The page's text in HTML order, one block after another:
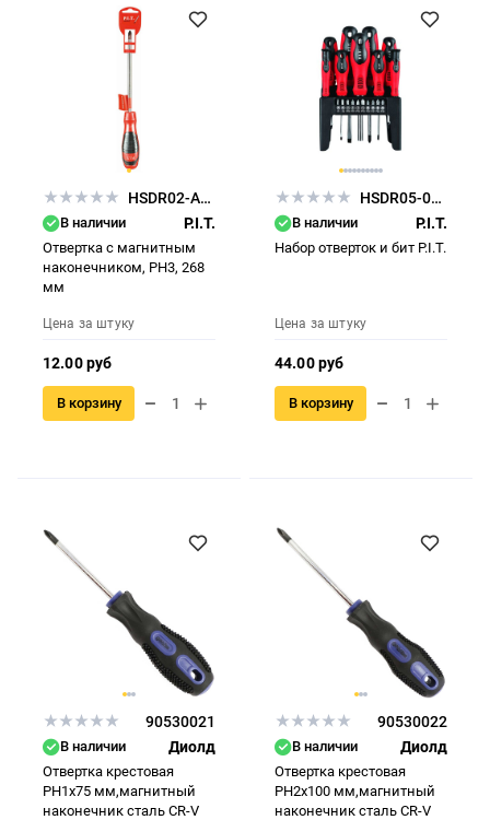
HSDR02-APH3
В наличии P.I.T.
Отвертка с магнитным
наконечником, РН3, 268
мм
Цена за штуку
12.00 руб
В корзину
HSDR05-021A
В наличии P.I.T.
Набор отверток и бит P.I.T.
Цена за штуку
44.00 руб
В корзину
90530021
В наличии Диолд
Отвертка крестовая
PH1x75 мм,магнитный
наконечник сталь CR-V
90530022
В наличии Диолд
Отвертка крестовая
PH2x100 мм,магнитный
наконечник сталь CR-V